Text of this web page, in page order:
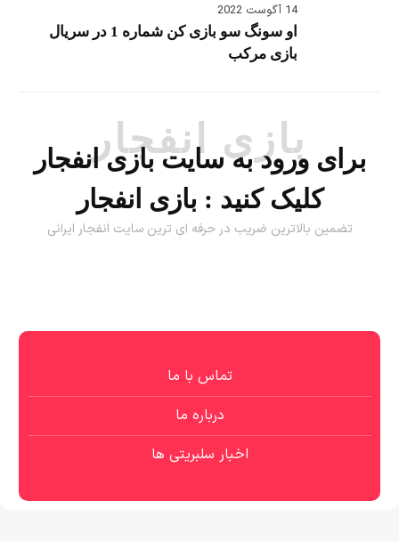
14 آگوست 2022
او سونگ سو بازی کن شماره 1 در سریال
بازی مرکب
بازی انفجار
برای ورود به سایت بازی انفجار
کلیک کنید : بازی انفجار
تضمین بالاترین ضریب در حرفه ای ترین سایت انفجار ایرانی
تماس با ما
درباره ما
اخبار سلبریتی ها